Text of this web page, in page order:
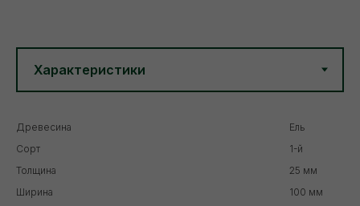
Древесина
Ель
Сорт
1-й
Толщина
25 мм
Ширина
100 мм